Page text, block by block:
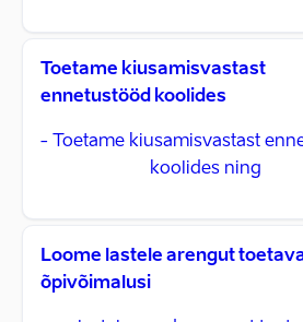
Toetame kiusamisvastast
ennetustööd koolides
- Toetame kiusamisvastast
koolides ning
Loome lastele arengut
õpivõimalusi